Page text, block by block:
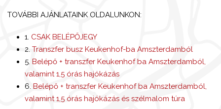
TOVÁBBI AJÁNLATAINK OLDALUNKON:
1. CSAK BELÉPŐJEGY
2. Transzfer busz Keukenhof-ba Amszterdamból
5. Belépő + transzfer Keukenhof ba Amszterdamból,
valamint 1,5 órás hajókázás
6. Belépő + transzfer Keukenhof ba Amszterdamból,
valamint 1,5 órás hajókázás és szélmalom túra